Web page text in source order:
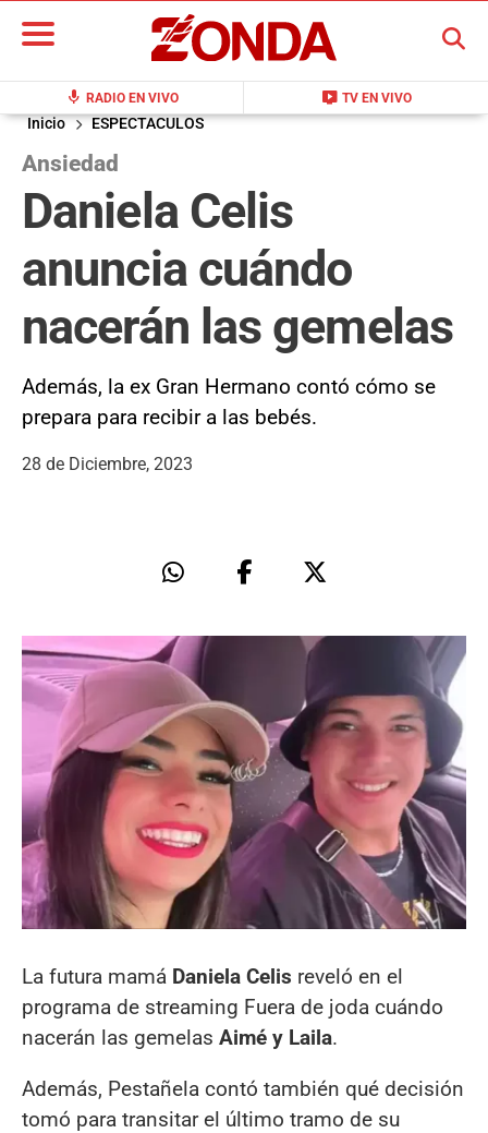
mic RADIO EN VIVO live_tv TV EN VIVO
BUSCAR
Inicio ESPECTACULOS
Ansiedad
Daniela Celis
anuncia cuándo
nacerán las gemelas
Además, la ex Gran Hermano contó cómo se
prepara para recibir a las bebés.
28 de Diciembre, 2023
La futura mamá Daniela Celis reveló en el
programa de streaming Fuera de joda cuándo
nacerán las gemelas Aimé y Laila.
Además, Pestañela contó también qué decisión
tomó para transitar el último tramo de su